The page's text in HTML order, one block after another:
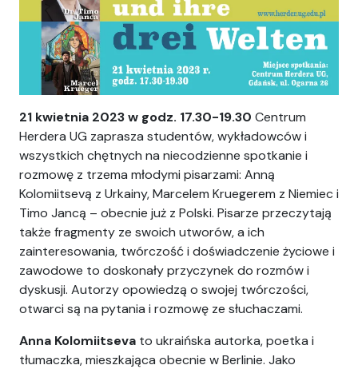
21 kwietnia 2023 w godz. 17.30-19.30 Centrum
Herdera UG zaprasza studentów, wykładowców i
wszystkich chętnych na niecodzienne spotkanie i
rozmowę z trzema młodymi pisarzami: Anną
Kolomiitsevą z Urkainy, Marcelem Kruegerem z Niemiec i
Timo Jancą – obecnie już z Polski. Pisarze przeczytają
także fragmenty ze swoich utworów, a ich
zainteresowania, twórczość i doświadczenie życiowe i
zawodowe to doskonały przyczynek do rozmów i
dyskusji. Autorzy opowiedzą o swojej twórczości,
otwarci są na pytania i rozmowę ze słuchaczami.
Anna Kolomiitseva to ukraińska autorka, poetka i
tłumaczka, mieszkająca obecnie w Berlinie. Jako